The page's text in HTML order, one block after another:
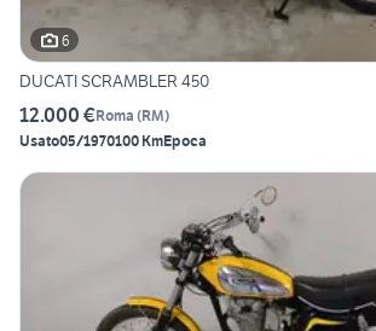
6
DUCATI SCRAMBLER 450
12.000 €Roma (RM)
Usato05/1970100 KmEpoca